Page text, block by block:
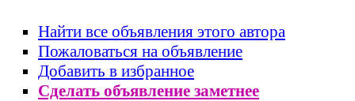
Найти все объявления этого автора
Пожаловаться на объявление
Добавить в избранное
Сделать объявление заметнее